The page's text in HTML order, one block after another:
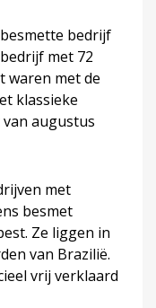
bedrijf
met 72
waren met de
klassieke
augustus
met
besmet
Ze liggen in
van Brazilië.
vrij verklaard